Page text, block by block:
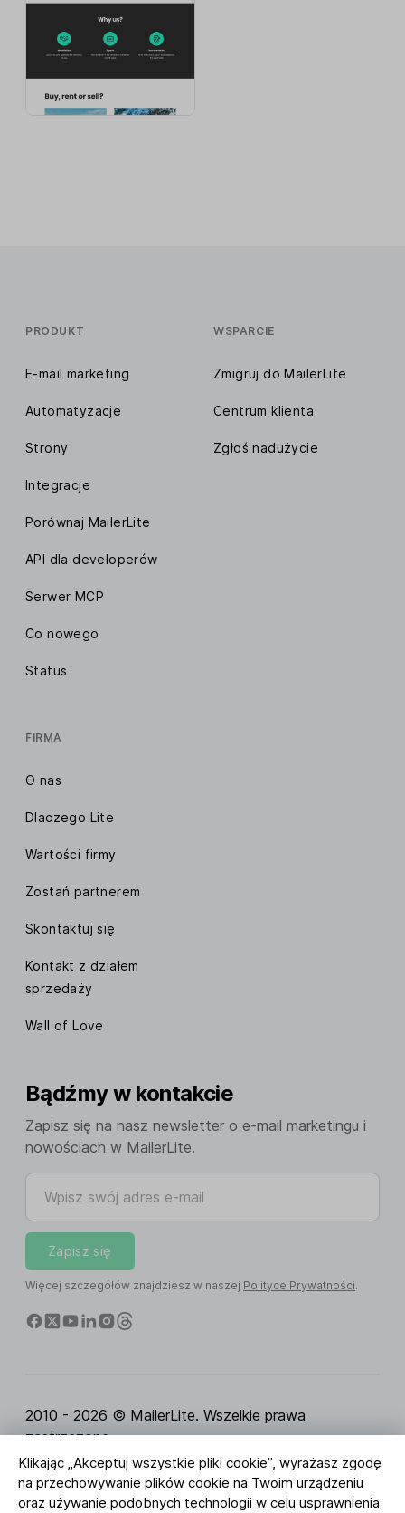
Klikając „Akceptuj wszystkie pliki cookie”, wyrażasz zgodę
na przechowywanie plików cookie na Twoim urządzeniu
oraz używanie podobnych technologii w celu usprawnienia
PRODUKT
E-mail marketing
Automatyzacje
Strony
Integracje
Porównaj MailerLite
API dla developerów
Serwer MCP
Co nowego
Status
WSPARCIE
Zmigruj do MailerLite
Centrum klienta
Zgłoś nadużycie
FIRMA
O nas
Dlaczego Lite
Wartości firmy
Zostań partnerem
Skontaktuj się
Kontakt z działem
sprzedaży
Wall of Love
Bądźmy w kontakcie
Zapisz się na nasz newsletter o e-mail marketingu i
nowościach w MailerLite.
Wpisz swój adres e-mail
Zapisz się
Więcej szczegółów znajdziesz w naszej Polityce Prywatności.
2010 - 2026 © MailerLite. Wszelkie prawa
zastrzeżone.
Regulamin Serwisu Polityka Prywatności
Strona
zaufania
Ustawienia ciasteczek
Identyfikacja
wizualna